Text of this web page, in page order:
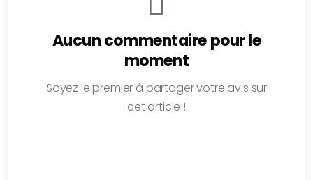
Aucun commentaire pour le
moment
Soyez le premier à partager votre avis sur
cet article !